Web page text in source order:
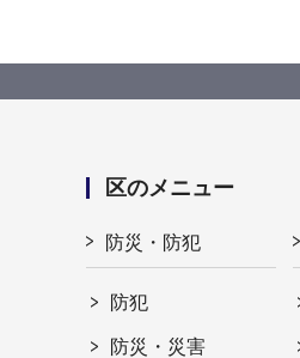
区のメニュー
防災・防犯
防犯
防災・災害